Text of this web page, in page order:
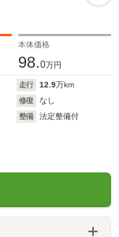
本体価格
98.0万円
走行 12.9万km
修復
なし
整備
法定整備付